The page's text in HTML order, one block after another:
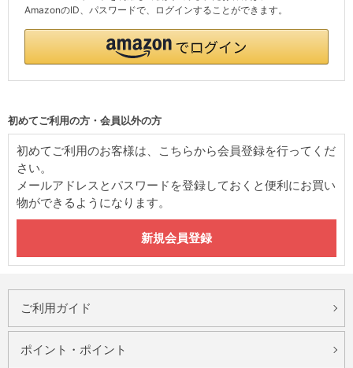
AmazonのID、パスワードで、ログインすることができます。
初めてご利用の方・会員以外の方
初めてご利用のお客様は、こちらから会員登録を行ってくだ
さい。
メールアドレスとパスワードを登録しておくと便利にお買い
物ができるようになります。
ご利用ガイド
ポイント・ポイント